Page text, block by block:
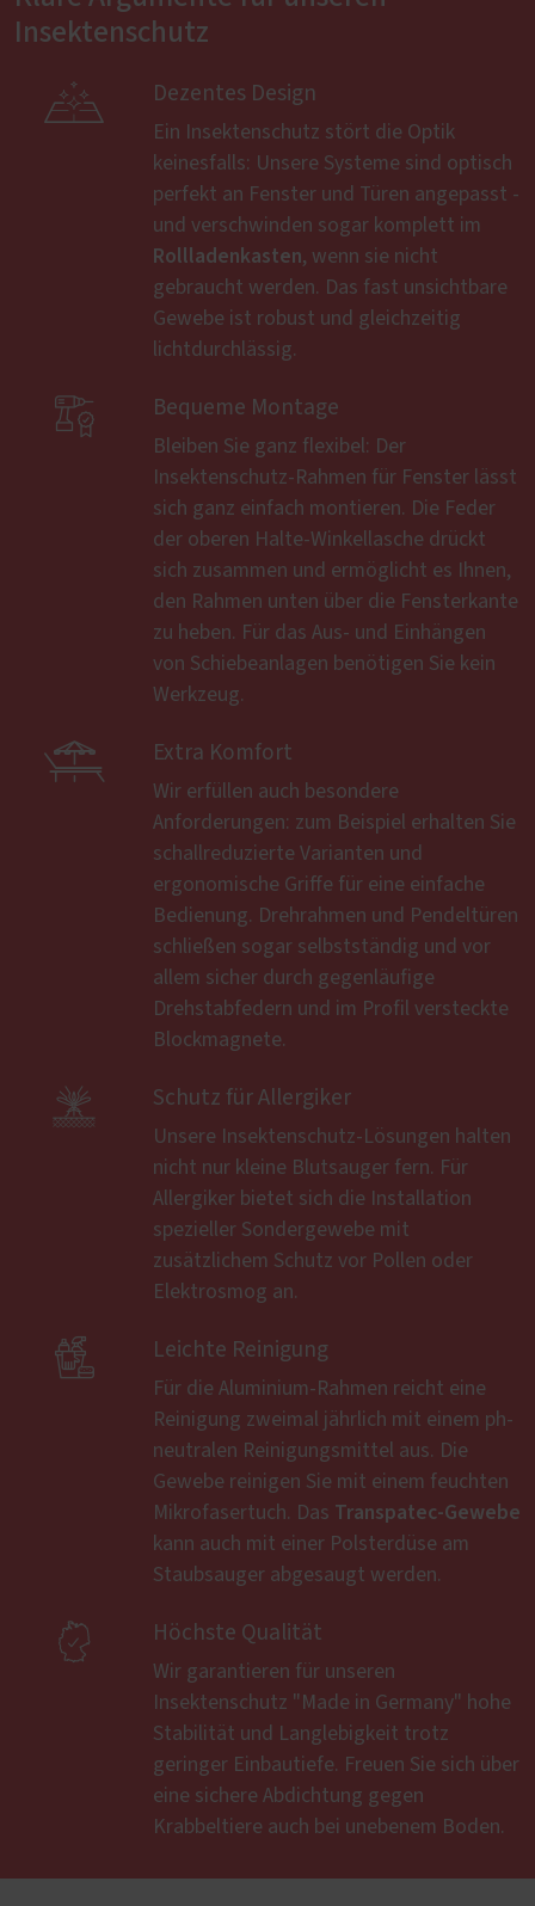
Insektenschutz
 Dezentes Design
Ein Insektenschutz stört die Optik
keinesfalls: Unsere Systeme sind optisch
perfekt an Fenster und Türen angepasst -
und verschwinden sogar komplett im
Rollladenkasten, wenn sie nicht
gebraucht werden. Das fast unsichtbare
Gewebe ist robust und gleichzeitig
lichtdurchlässig.
 Bequeme Montage
Bleiben Sie ganz flexibel: Der
Insektenschutz-Rahmen für Fenster lässt
sich ganz einfach montieren. Die Feder
der oberen Halte-Winkellasche drückt
sich zusammen und ermöglicht es Ihnen,
den Rahmen unten über die Fensterkante
zu heben. Für das Aus- und Einhängen
von Schiebeanlagen benötigen Sie kein
Werkzeug.
 Extra Komfort
Wir erfüllen auch besondere
Anforderungen: zum Beispiel erhalten Sie
schallreduzierte Varianten und
ergonomische Griffe für eine einfache
Bedienung. Drehrahmen und Pendeltüren
schließen sogar selbstständig und vor
allem sicher durch gegenläufige
Drehstabfedern und im Profil versteckte
Blockmagnete.
 Schutz für Allergiker
Unsere Insektenschutz-Lösungen halten
nicht nur kleine Blutsauger fern. Für
Allergiker bietet sich die Installation
spezieller Sondergewebe mit
zusätzlichem Schutz vor Pollen oder
Elektrosmog an.
 Leichte Reinigung
Für die Aluminium-Rahmen reicht eine
Reinigung zweimal jährlich mit einem ph-
neutralen Reinigungsmittel aus. Die
Gewebe reinigen Sie mit einem feuchten
Mikrofasertuch. Das Transpatec-Gewebe
kann auch mit einer Polsterdüse am
Staubsauger abgesaugt werden.
 Höchste Qualität
Wir garantieren für unseren
Insektenschutz "Made in Germany" hohe
Stabilität und Langlebigkeit trotz
geringer Einbautiefe. Freuen Sie sich über
eine sichere Abdichtung gegen
Krabbeltiere auch bei unebenem Boden.